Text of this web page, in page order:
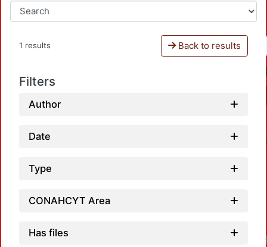
1 results Back to results
Filters
Author
Date
Type
CONAHCYT Area
Has files